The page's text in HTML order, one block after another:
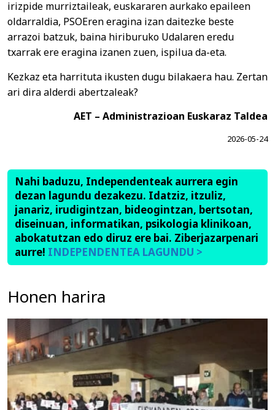
irizpide murriztaileak, euskararen aurkako epaileen
oldarraldia, PSOEren eragina izan daitezke beste
arrazoi batzuk, baina hiriburuko Udalaren eredu
txarrak ere eragina izanen zuen, ispilua da-eta.
Kezkaz eta harrituta ikusten dugu bilakaera hau. Zertan
ari dira alderdi abertzaleak?
AET – Administrazioan Euskaraz Taldea
2026-05-24
Nahi baduzu, Independenteak aurrera egin
dezan lagundu dezakezu. Idatziz, itzuliz,
janariz, irudigintzan, bideogintzan, bertsotan,
diseinuan, informatikan, psikologia klinikoan,
abokatutzan edo diruz ere bai. Ziberjazarpenari
aurre! INDEPENDENTEA LAGUNDU >
Honen harira